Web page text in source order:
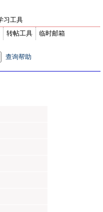
转帖工具 临时邮箱
习工具
查询帮助